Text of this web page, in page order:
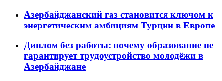
Азербайджанский газ становится ключом к
энергетическим амбициям Турции в Европе
Диплом без работы: почему образование не
гарантирует трудоустройство молодёжи в
Азербайджане